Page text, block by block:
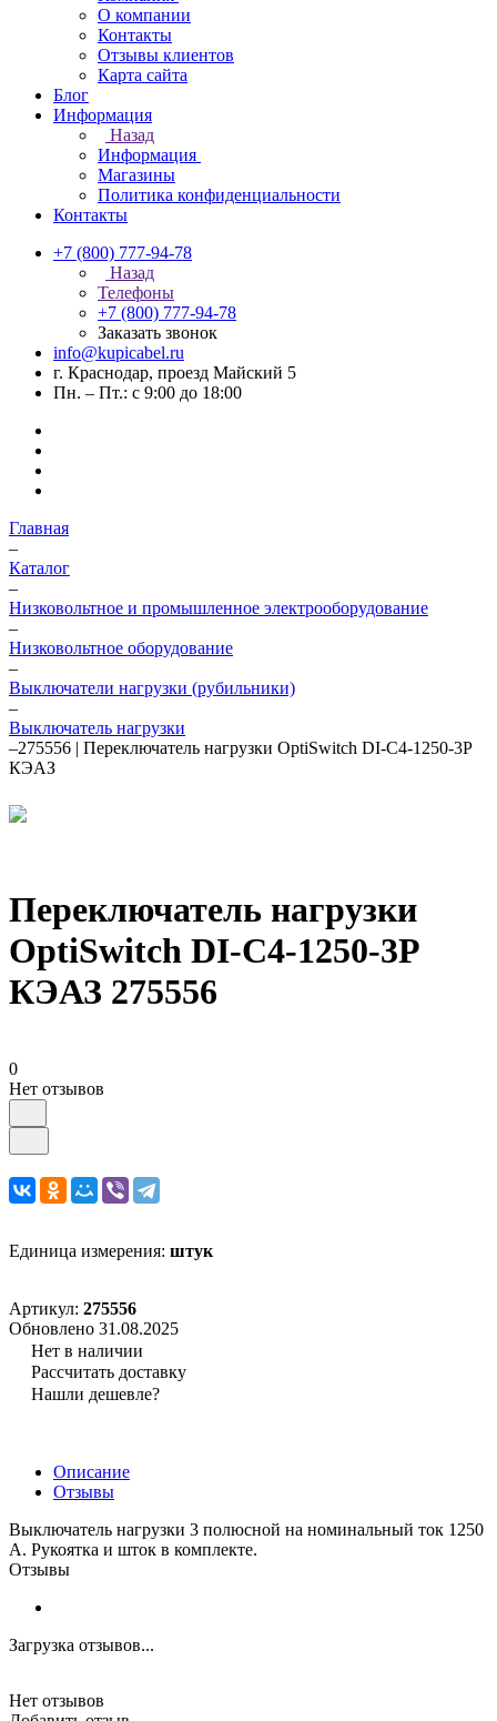
О компании
Контакты
Отзывы клиентов
Карта сайта
Блог
Информация
Назад
Информация
Магазины
Политика конфиденциальности
Контакты
+7 (800) 777-94-78
Назад
Телефоны
+7 (800) 777-94-78
Заказать звонок
info@kupicabel.ru
г. Краснодар, проезд Майский 5
Пн. – Пт.: с 9:00 до 18:00
Главная
–
Каталог
–
Низковольтное и промышленное электрооборудование
–
Низковольтное оборудование
–
Выключатели нагрузки (рубильники)
–
Выключатель нагрузки
–275556 | Переключатель нагрузки OptiSwitch DI-C4-1250-3P
КЭАЗ
Переключатель нагрузки
OptiSwitch DI-C4-1250-3P
КЭАЗ 275556
0
Нет отзывов
Единица измерения: штук
Артикул: 275556
Обновлено 31.08.2025
Нет в наличии
Рассчитать доставку
Нашли дешевле?
Описание
Отзывы
Выключатель нагрузки 3 полюсной на номинальный ток 1250
А. Рукоятка и шток в комплекте.
Отзывы
Загрузка отзывов...
Нет отзывов